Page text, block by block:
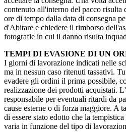
contenuto all'interno del pacco risulta
ore di tempo dalla data di consegna
d'Abitare e chiedere il rimborso
fotografie in cui il danno risulta
TEMPI DI EVASIONE DI UN
I giorni di lavorazione indicati nelle
ma in nessun caso ritenuti tassativi.
evadere gli ordini il prima possibile,
realizzazione dei prodotti acquistati.
responsabile per eventuali ritardi da
cause esterne o di forza maggiore. A
di essere stato edotto che la
varia in funzione del tipo di